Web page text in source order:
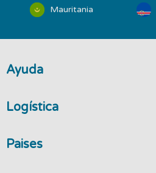
Mauritania
Ayuda
Logística
Paises